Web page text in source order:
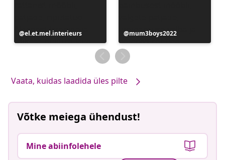
Postitus
avaldatud
el.et.mel.interieurs
Postitus
avaldatud
mum3boys2022
Vaata, kuidas laadida üles pilte
Võtke meiega ühendust!
Mine abiinfolehele